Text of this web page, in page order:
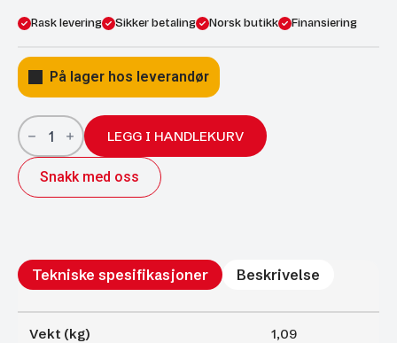
Rask levering Sikker betaling Norsk butikk Finansiering
På lager hos leverandør
Gassfjærer
Arctic
27/14;
768/350;
1900N
antall
LEGG I HANDLEKURV
Snakk med oss
Tekniske spesifikasjoner Beskrivelse
Vekt (kg) 1,09